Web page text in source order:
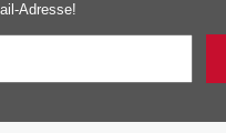
Adresse!